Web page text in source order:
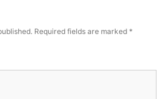
Required fields are marked *